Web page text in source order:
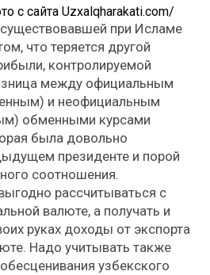
с сайта Uzxalqharakati.com/
существовавшей при Исламе
что теряется другой
контролируемой
между официальным
и неофициальным
обменными курсами
была довольно
президенте и порой
соотношения.
рассчитываться с
валюте, а получать и
руках доходы от экспорта
Надо учитывать также
узбекского